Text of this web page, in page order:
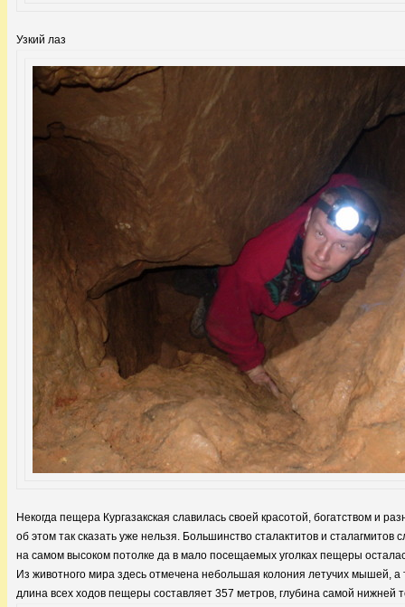
Узкий лаз
Некогда пещера Кургазакская славилась своей красотой, богатством и
об этом так сказать уже нельзя. Большинство сталактитов и
на самом высоком потолке да в мало посещаемых уголках пещеры
Из животного мира здесь отмечена небольшая колония летучих мышей,
длина всех ходов пещеры составляет 357 метров, глубина самой нижней